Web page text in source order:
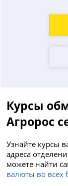
Курсы
Агророс
Узнайте курсы
адреса
можете найти
валюты во всех